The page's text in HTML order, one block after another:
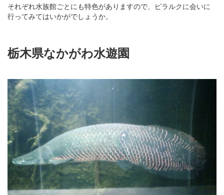
それぞれ水族館ごとにも特色がありますので、ピラルクに会いに
行ってみてはいかがでしょうか。
栃木県なかがわ水遊園